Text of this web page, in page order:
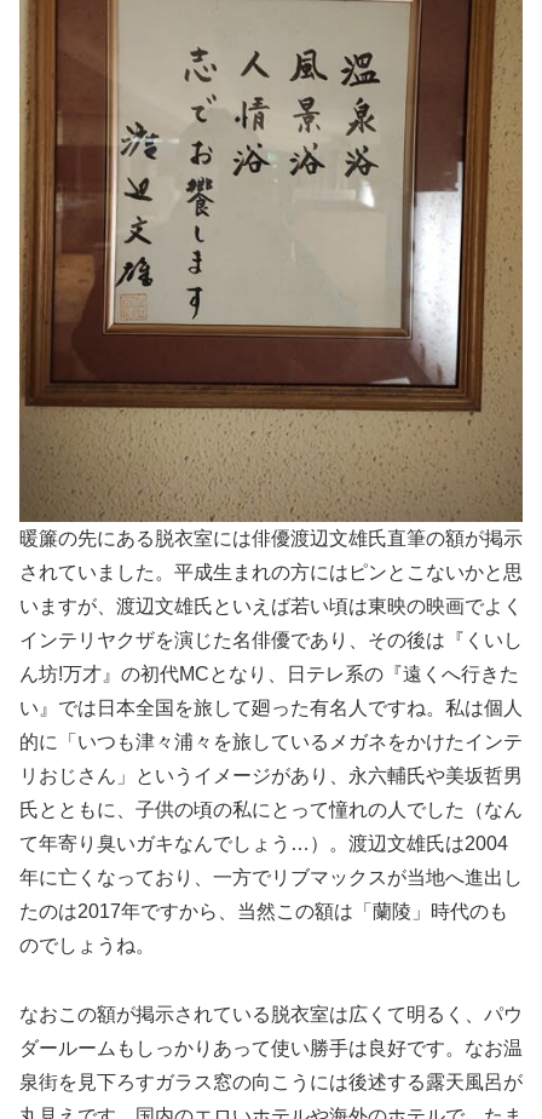
暖簾の先にある脱衣室には俳優渡辺文雄氏直筆の額が掲示
されていました。平成生まれの方にはピンとこないかと思
いますが、渡辺文雄氏といえば若い頃は東映の映画でよく
インテリヤクザを演じた名俳優であり、その後は『くいし
ん坊!万才』の初代MCとなり、日テレ系の『遠くへ行きた
い』では日本全国を旅して廻った有名人ですね。私は個人
的に「いつも津々浦々を旅しているメガネをかけたインテ
リおじさん」というイメージがあり、永六輔氏や美坂哲男
氏とともに、子供の頃の私にとって憧れの人でした（なん
て年寄り臭いガキなんでしょう…）。渡辺文雄氏は2004
年に亡くなっており、一方でリブマックスが当地へ進出し
たのは2017年ですから、当然この額は「蘭陵」時代のも
のでしょうね。
なおこの額が掲示されている脱衣室は広くて明るく、パウ
ダールームもしっかりあって使い勝手は良好です。なお温
泉街を見下ろすガラス窓の向こうには後述する露天風呂が